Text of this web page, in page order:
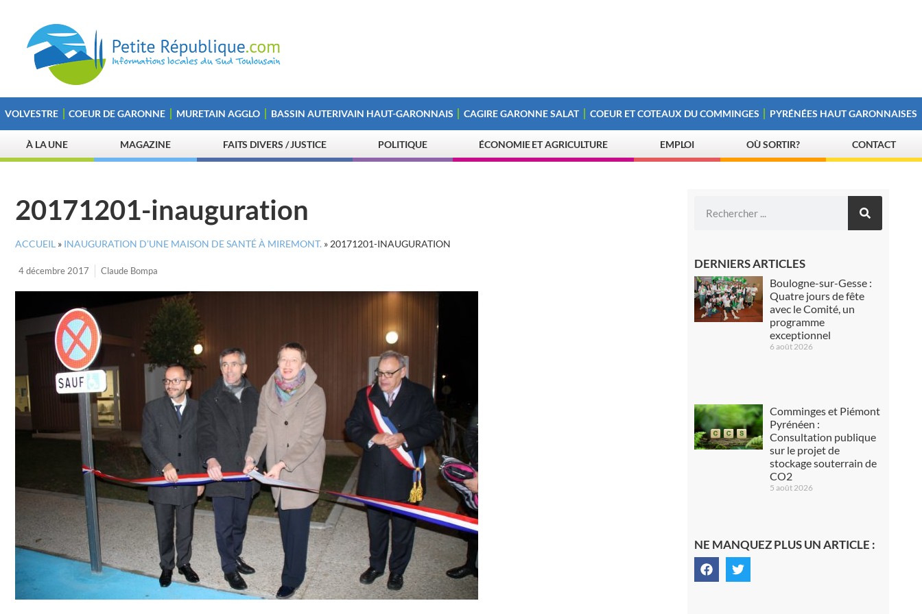
VOLVESTRE COEUR DE GARONNE MURETAIN AGGLO BASSIN AUTERIVAIN HAUT-GARONNAIS CAGIRE GARONNE SALAT COEUR ET COTEAUX DU COMMINGES PYRÉNÉES HAUT GARONNAISES
À LA UNE MAGAZINE FAITS DIVERS / JUSTICE POLITIQUE ÉCONOMIE ET AGRICULTURE EMPLOI OÙ SORTIR? CONTACT
20171201-inauguration
ACCUEIL » INAUGURATION D’UNE MAISON DE SANTÉ À MIREMONT. » 20171201-INAUGURATION
4 décembre 2017 Claude Bompa DERNIERS ARTICLES
Boulogne-sur-Gesse :
Quatre jours de fête
avec le Comité, un
programme
exceptionnel
6 août 2026
Comminges et Piémont
Pyrénéen :
Consultation publique
sur le projet de
stockage souterrain de
CO2
5 août 2026
NE MANQUEZ PLUS UN ARTICLE :